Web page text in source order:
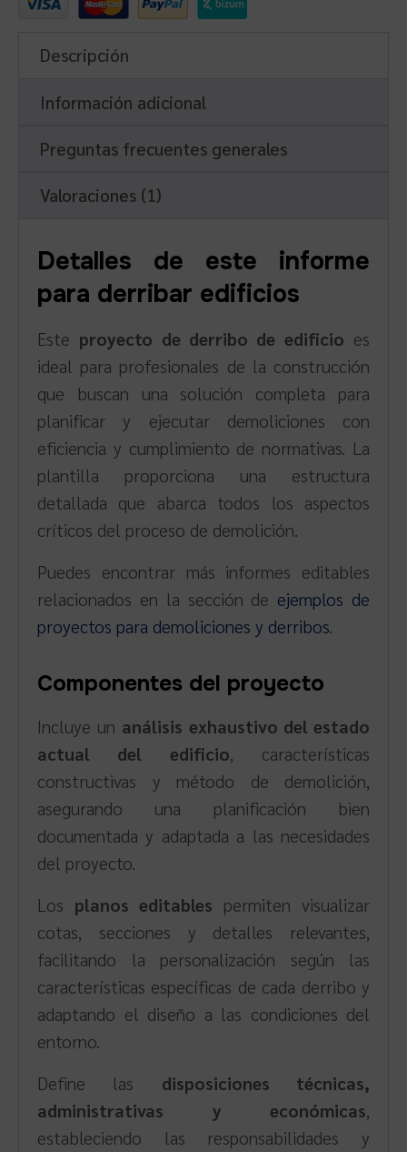
Descripción
Información adicional
Preguntas frecuentes generales
Valoraciones (1)
Detalles de este informe
para derribar edificios
Este proyecto de derribo de edificio es
ideal para profesionales de la construcción
que buscan una solución completa para
planificar y ejecutar demoliciones con
eficiencia y cumplimiento de normativas. La
plantilla proporciona una estructura
detallada que abarca todos los aspectos
críticos del proceso de demolición.
Puedes encontrar más informes editables
relacionados en la sección de ejemplos de
proyectos para demoliciones y derribos
Componentes del proyecto
Incluye un análisis exhaustivo del estado
actual del edificio , características
constructivas y método de demolición,
asegurando una planificación bien
documentada y adaptada a las necesidades
del proyecto.
Los planos editables permiten visualizar
cotas, secciones y detalles relevantes,
facilitando la personalización según las
características específicas de cada derribo y
adaptando el diseño a las condiciones del
entorno.
Define las disposiciones técnicas,
administrativas y económicas
estableciendo las responsabilidades y